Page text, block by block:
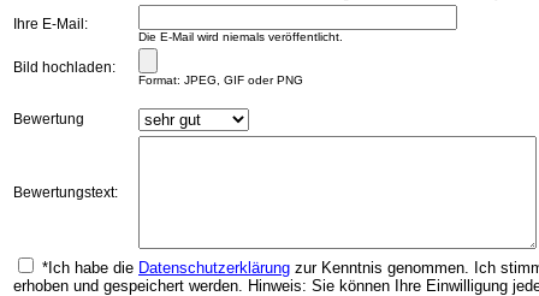
Ihre E-Mail:
Die E-Mail wird niemals veröffentlicht.
Bild hochladen:
Format: JPEG, GIF oder PNG
Bewertung
Bewertungstext:
*Ich habe die Datenschutzerklärung zur Kenntnis genommen. Ich
erhoben und gespeichert werden. Hinweis: Sie können Ihre Einwilligung